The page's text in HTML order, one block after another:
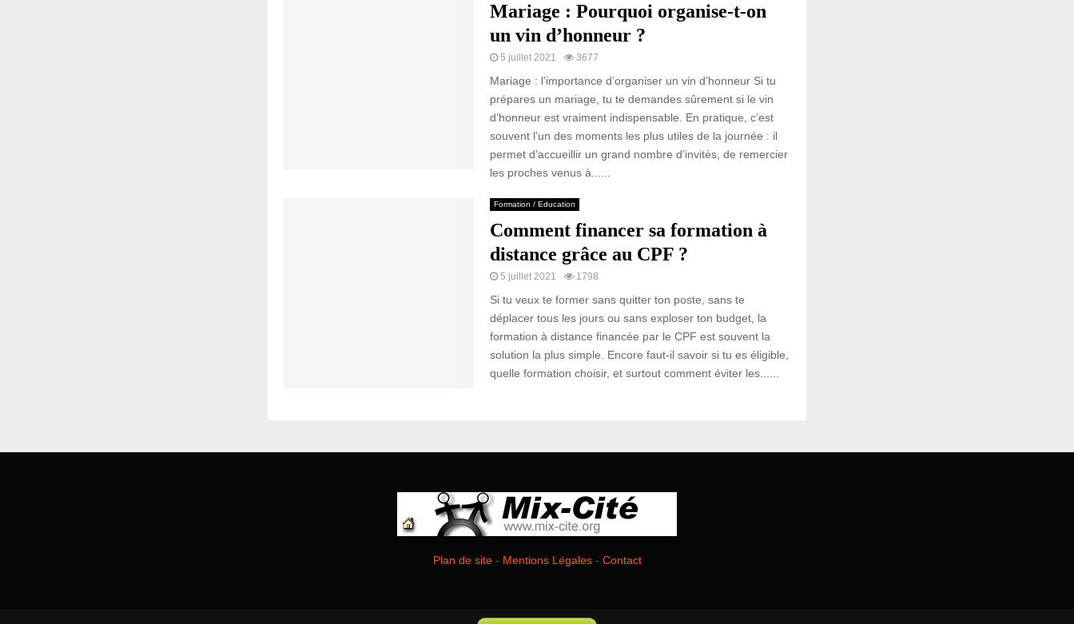
Mariage : Pourquoi organise-t-on
un vin d’honneur ?
5 juillet 2021 3677
Mariage : l’importance d’organiser un vin d’honneur Si tu
prépares un mariage, tu te demandes sûrement si le vin
d’honneur est vraiment indispensable. En pratique, c’est
souvent l’un des moments les plus utiles de la journée : il
permet d’accueillir un grand nombre d’invités, de remercier
les proches venus à......
Formation / Education
Comment financer sa formation à
distance grâce au CPF ?
5 juillet 2021 1798
Si tu veux te former sans quitter ton poste, sans te
déplacer tous les jours ou sans exploser ton budget, la
formation à distance financée par le CPF est souvent la
solution la plus simple. Encore faut-il savoir si tu es éligible,
quelle formation choisir, et surtout comment éviter les......
Plan de site- Mentions Légales- Contact